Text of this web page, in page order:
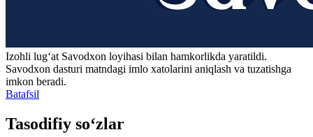
Izohli lugʻat Savodxon loyihasi bilan hamkorlikda yaratildi.
Savodxon dasturi matndagi imlo xatolarini aniqlash va tuzatishga
imkon beradi.
Batafsil
Tasodifiy so‘zlar